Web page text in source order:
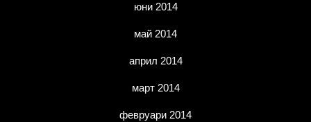
юни 2014
май 2014
април 2014
март 2014
февруари 2014